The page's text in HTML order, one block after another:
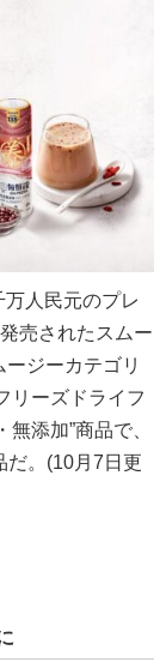
人民元のプレ
売されたスムー
ジーカテゴリ
リーズドライフ
添加”商品で、
だ。(10月7日更